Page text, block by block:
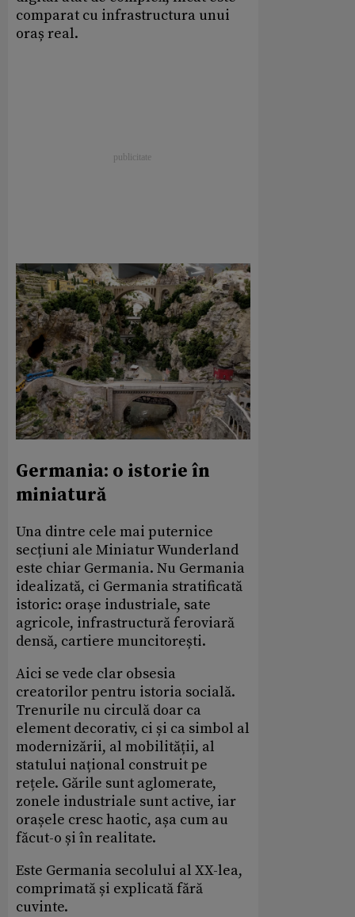
comparat cu infrastructura unui
oraș real.
Germania: o istorie în
miniatură
Una dintre cele mai puternice
secțiuni ale Miniatur Wunderland
este chiar Germania. Nu Germania
idealizată, ci Germania stratificată
istoric: orașe industriale, sate
agricole, infrastructură feroviară
densă, cartiere muncitorești.
Aici se vede clar obsesia
creatorilor pentru istoria socială.
Trenurile nu circulă doar ca
element decorativ, ci și ca simbol al
modernizării, al mobilității, al
statului național construit pe
rețele. Gările sunt aglomerate,
zonele industriale sunt active, iar
orașele cresc haotic, așa cum au
făcut-o și în realitate.
Este Germania secolului al XX-lea,
comprimată și explicată fără
cuvinte.